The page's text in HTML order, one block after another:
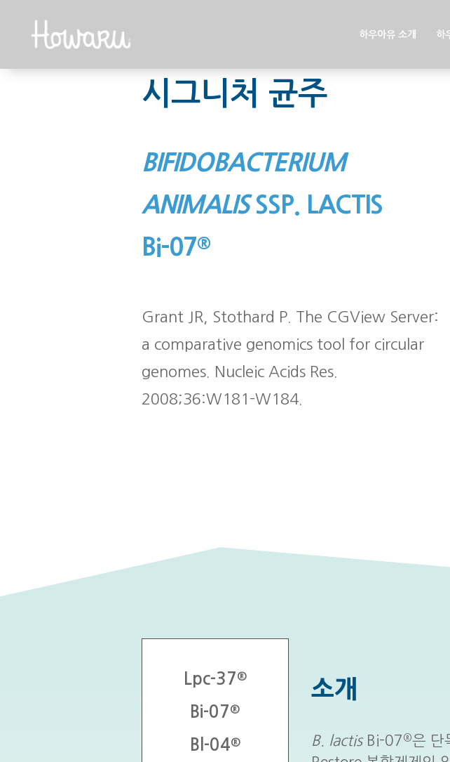
하우아유 소개 하
시그니처 균주
BIFIDOBACTERIUM
ANIMALISSSP. LACTIS
Bi-07®
Grant JR, Stothard P. The CGView Server:
a comparative genomics tool for circular
genomes. Nucleic Acids Res.
2008;36:W181-W184.
Lpc-37 ®
Bi-07 ®
Bl-04®
소개
B. lactisBi-07 ®은 단